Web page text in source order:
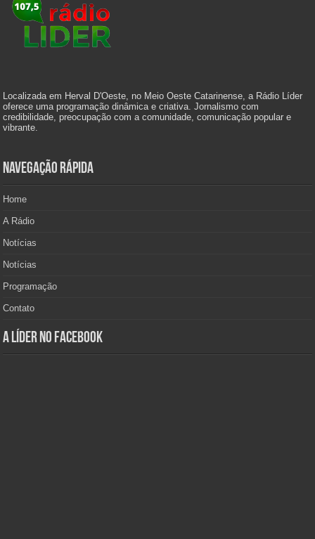
Localizada em Herval D'Oeste, no Meio Oeste Catarinense, a Rádio Líder
oferece uma programação dinâmica e criativa. Jornalismo com
credibilidade, preocupação com a comunidade, comunicação popular e
vibrante.
Navegação Rápida
Home
A Rádio
Notícias
Notícias
Programação
Contato
A Líder no Facebook